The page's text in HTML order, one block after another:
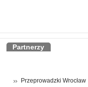
Partnerzy
Przeprowadzki Wrocław